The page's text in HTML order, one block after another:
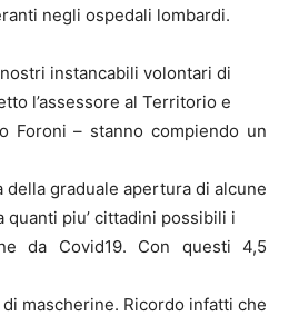
negli ospedali lombardi.
instancabili volontari di
l’assessore al Territorio e
Foroni – stanno compiendo un
graduale apertura di alcune
quanti piu’ cittadini possibili i
da Covid19. Con questi 4,5
mascherine. Ricordo infatti che